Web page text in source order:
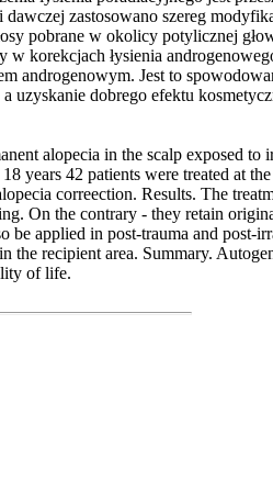
zastosowano szereg
pobrane w okolicy potylicznej
w korekcjach łysienia
androgenowym. Jest to
uzyskanie dobrego efektu
alopecia in the scalp exposed to
years 42 patients were treated at
correection. Results. The
On the contrary - they retain
applied in post-trauma and post-
the recipient area. Summary.
of life.